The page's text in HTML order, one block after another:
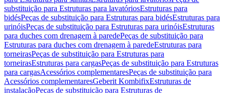
substituição para Estruturas para lavatóriosEstruturas para
bidésPeças de substituição para Estruturas para bidésEstruturas para
urinóisPeças de substituição para Estruturas para urinóisEstruturas
para duches com drenagem à paredePeças de substituição para
Estruturas para duches com drenagem à paredeEstruturas para
torneirasPeças de substituição para Estruturas para
torneirasEstruturas para cargasPeças de substituição para Estruturas
para cargasAcessórios complementaresPeças de substituição para
Acessórios complementaresGeberit KombifixEstruturas de
instalaçãoPeças de substituição para Estruturas de